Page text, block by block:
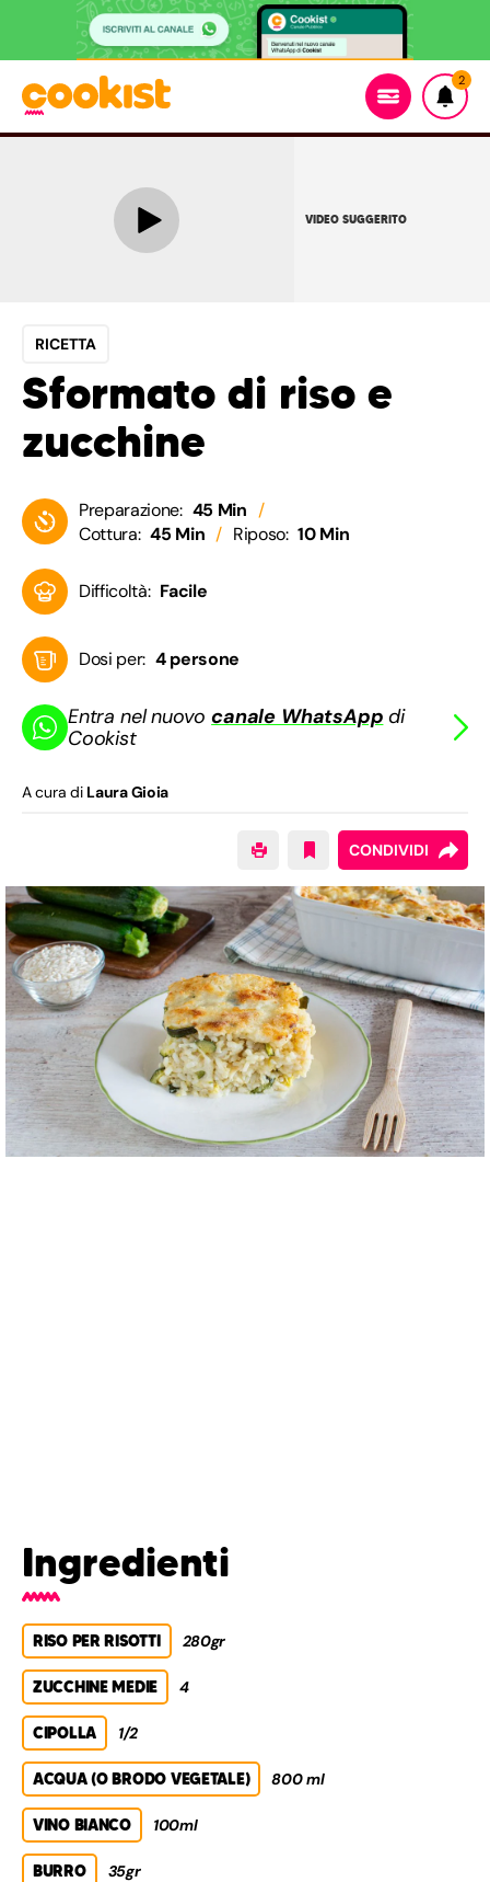
2
VIDEO SUGGERITO
RICETTA
Sformato di riso e
zucchine
Preparazione: 45 Min
Cottura: 45 Min Riposo: 10 Min
Difficoltà: Facile
Dosi per: 4 persone
Entra nel nuovocanale WhatsApp di
Cookist
A cura di Laura Gioia
CONDIVIDI
Ingredienti
RISO PER RISOTTI 280gr
ZUCCHINE MEDIE 4
CIPOLLA 1/2
ACQUA (O BRODO VEGETALE) 800 ml
VINO BIANCO 100ml
BURRO 35gr